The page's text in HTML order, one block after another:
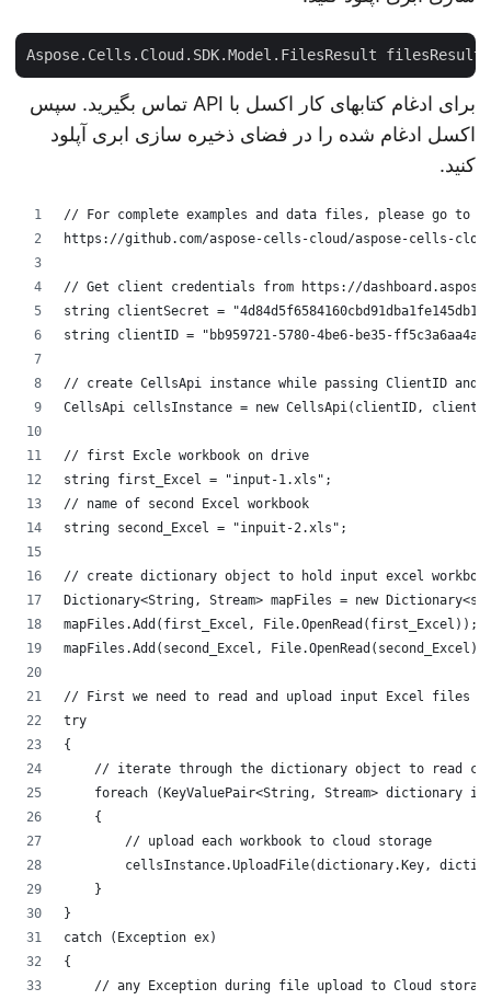
Aspose.Cells.Cloud.SDK.Model.FilesResult
برای ادغام کتابهای کار اکسل با API تماس بگیرید. سپس
اکسل ادغام شده را در فضای ذخیره سازی ابری آپلود
کنید.
// For complete examples and data files, please go to
https://github.com/aspose-cells-cloud/aspose-cells-
// Get client credentials from https://
string clientSecret =
string clientID = "bb959721-5780-4be6-be35-
// create CellsApi instance while passing ClientID
CellsApi cellsInstance = new CellsApi(clientID,
// first Excle workbook on drive
string first_Excel = "input-1.xls";
// name of second Excel workbook
string second_Excel = "inpuit-2.xls";
// create dictionary object to hold input excel
Dictionary<String, Stream> mapFiles = new
mapFiles.Add(first_Excel, File.OpenRead(first_Excel));
mapFiles.Add(second_Excel,
// First we need to read and upload input Excel files
try
// iterate through the dictionary object to read
foreach (KeyValuePair<String, Stream> dictionary
    {
        // upload each workbook to cloud storage
cellsInstance.UploadFile(dictionary.Key,
    }
catch (Exception ex)
// any Exception during file upload to Cloud